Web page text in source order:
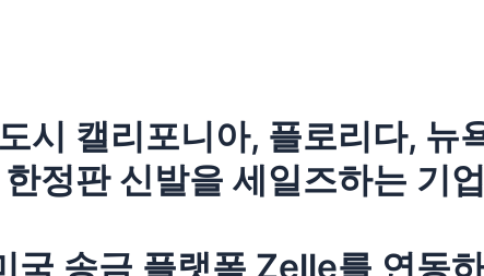
시 캘리포니아, 플로리다, 뉴
정판 신발을 세일즈하는 기
송금 플랫폼 Zelle를 연동